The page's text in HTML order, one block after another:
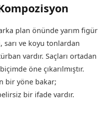
plan önünde yarım figür
sarı ve koyu tonlardan
vardır. Saçları ortadan
öne çıkarılmıştır.
bir yöne bakar;
bir ifade vardır.